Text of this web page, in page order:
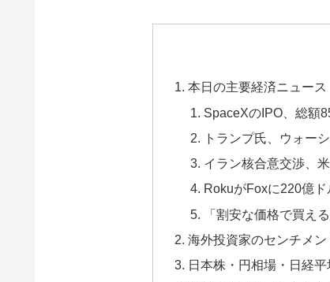
本日の主要経済ニュース
SpaceXのIPO、総額
トランプ氏、ウォー
イラン核合意交渉、
RokuがFoxに220億
「割安な価格で買え
海外投資家のセンチメ
日本株・円相場・日経